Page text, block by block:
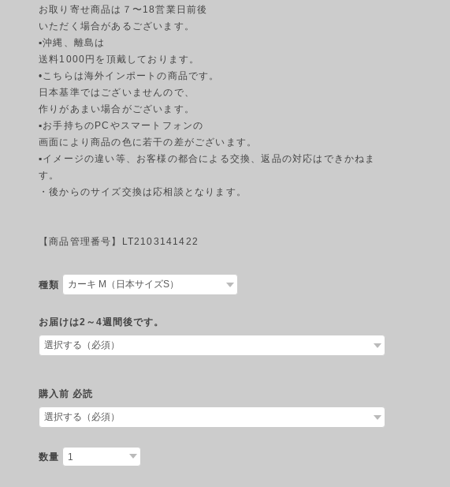
お取り寄せ商品は７〜18営業日前後
いただく場合があるございます。
▪︎沖縄、離島は
送料1000円を頂戴しております。
•こちらは海外インポートの商品です。
日本基準ではございませんので、
作りがあまい場合がございます。
▪︎お手持ちのPCやスマートフォンの
画面により商品の色に若干の差がございます。
▪︎イメージの違い等、お客様の都合による交換、返品の対応はできかねま
す。
・後からのサイズ交換は応相談となります。
【商品管理番号】LT2103141422
種類
お届けは2～4週間後です。
購入前 必読
数量